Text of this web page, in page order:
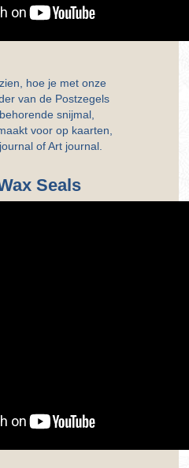
hoe je met onze
van de Postzegels
snijmal,
voor op kaarten,
of Art journal.
Seals